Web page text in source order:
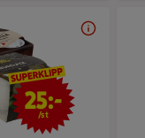
25 kr/st
25:-
/st